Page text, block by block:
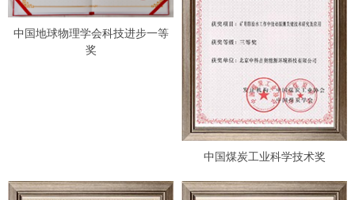
中国地球物理学会科技进步一等
奖
中国煤炭工业科学技术奖